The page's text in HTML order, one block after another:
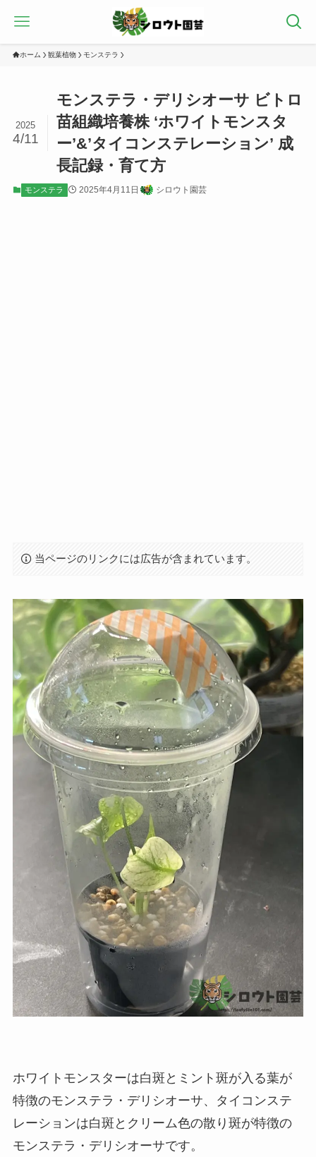
ホーム 観葉植物 モンステラ
モンステラ・デリシオーサ ビトロ
苗組織培養株 ‘ホワイトモンスタ
ー’&’タイコンステレーション’ 成
長記録・育て方
2025
4/11
モンステラ 2025年4月11日 シロウト園芸
当ページのリンクには広告が含まれています。
ホワイトモンスターは白斑とミント斑が入る葉が
特徴のモンステラ・デリシオーサ、タイコンステ
レーションは白斑とクリーム色の散り斑が特徴の
モンステラ・デリシオーサです。